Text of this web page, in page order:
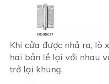
Khi cửa được nhả ra, lò
hai bản lề lại với nhau
trở lại khung.